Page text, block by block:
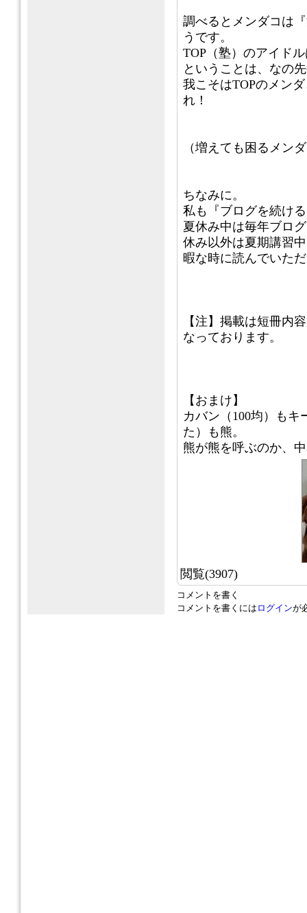
調べるとメンダコは
うです。
TOP（塾）のアイド
ということは、なの
我こそはTOPのメン
れ！
（増えても困るメン
ちなみに。
私も『ブログを続け
夏休み中は毎年ブロ
休み以外は夏期講習
暇な時に読んでいた
【注】掲載は短冊内
なっております。
【おまけ】
カバン（100均）も
た）も熊。
熊が熊を呼ぶのか、
閲覧(3907)
コメントを書く
コメントを書くには ログインが